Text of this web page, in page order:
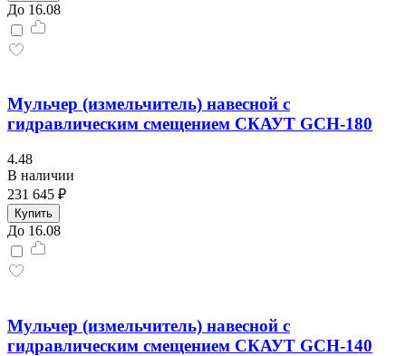
До 16.08
Мульчер (измельчитель) навесной с
гидравлическим смещением СКАУТ GCH-180
4.48
В наличии
231 645 ₽
Купить
До 16.08
Мульчер (измельчитель) навесной с
гидравлическим смещением СКАУТ GCH-140